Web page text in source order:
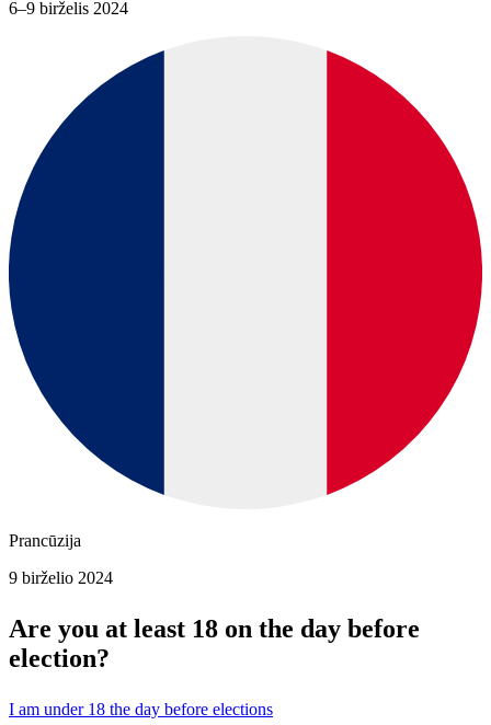
6–9 birželis 2024
Prancūzija
9 birželio 2024
Are you at least 18 on the day before
election?
I am under 18 the day before elections